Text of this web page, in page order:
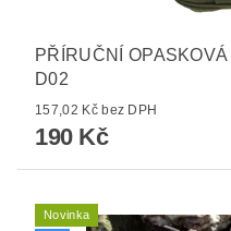
PŘÍRUČNÍ
D02
157,02 Kč bez DPH
190 Kč
Novinka